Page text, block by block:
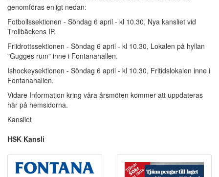
genomföras enligt nedan:
Fotbollssektionen - Söndag 6 april - kl 10.30, Nya kansliet vid
Trollbäckens IP.
Friidrottssektionen - Söndag 6 april - kl 10.30, Lokalen på hyllan
"Gugges rum" inne i Fontanahallen.
Ishockeysektionen - Söndag 6 april - kl 10.30, Fritidslokalen inne i
Fontanahallen.
Vidare Information kring våra årsmöten kommer att uppdateras
här på hemsidorna.
Kansliet
HSK Kansli